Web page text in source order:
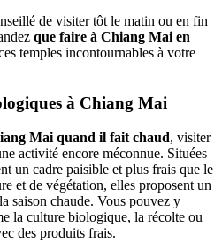
de visiter tôt le matin ou en fin
que faire à Chiang Mai en
temples incontournables à votre
à Chiang Mai
Mai quand il fait chaud, visiter
activité encore méconnue. Situées
un cadre paisible et plus frais que le
et de végétation, elles proposent un
saison chaude. Vous pouvez y
la culture biologique, la récolte ou
des produits frais.